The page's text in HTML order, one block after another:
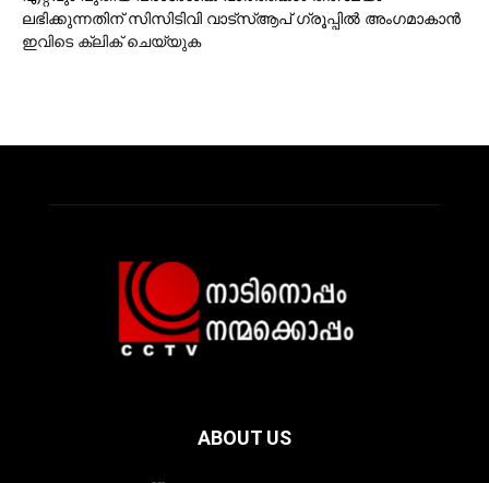
ലഭിക്കുന്നതിന് സിസിടിവി വാട്‌സ്ആപ് ഗ്രൂപ്പില്‍ അംഗമാകാന്‍
ഇവിടെ ക്ലിക് ചെയ്യുക
ABOUT US